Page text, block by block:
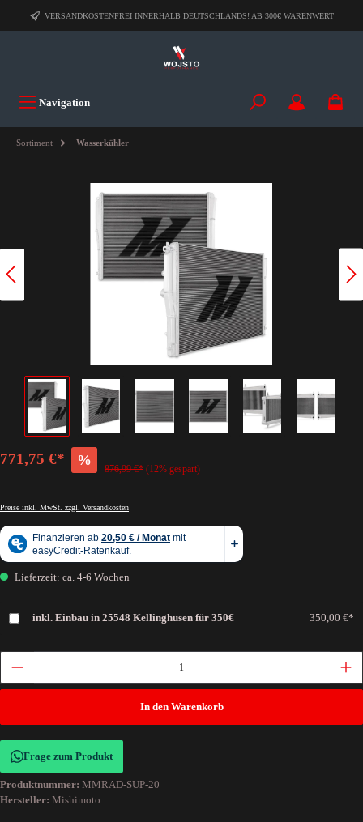
VERSANDKOSTENFREI INNERHALB DEUTSCHLANDS! AB 300€ WARENWERT
Navigation
Sortiment Wasserkühler
771,75 €* %
876,99 €* (12% gespart)
Preise inkl. MwSt. zzgl. Versandkosten
Lieferzeit: ca. 4-6 Wochen
inkl. Einbau in 25548 Kellinghusen für 350€ 350,00 €*
In den Warenkorb
Frage zum Produkt
Produktnummer: MMRAD-SUP-20
Hersteller: Mishimoto